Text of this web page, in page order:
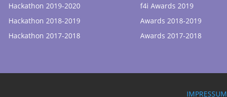
Hackathon 2019-2020
Hackathon 2018-2019
Hackathon 2017-2018
f4i Awards 2019
Awards 2018-2019
Awards 2017-2018
IMPRESSUM